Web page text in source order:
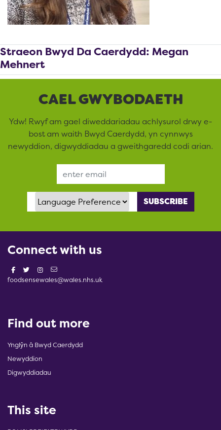
Straeon Bwyd Da Caerdydd: Megan
Mehnert
CAEL GWYBODAETH
Ydw! Rwyf am gael diweddariadau achlysurol drwy e-
bost am waith Bwyd Caerdydd, yn cynnwys
newyddion, digwyddiadau a gweithgaredd codi arian.
Language Preference
Connect with us
foodsensewales@wales.nhs.uk
Find out more
Ynglŷn â Bwyd Caerdydd
Newyddion
Digwyddiadau
This site